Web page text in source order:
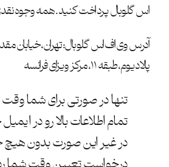
اس گلوبال پرداخت کنید. همه وجوه
آدرس وی اف اس گلوبال: تهران، خیابان
پالادیوم، طبقه ۱۱، مرکز ویزای فرانسه
تنها در صورتی برای شما
تمام اطلاعات بالا رو در
در غیر این صورت بدون هیچ